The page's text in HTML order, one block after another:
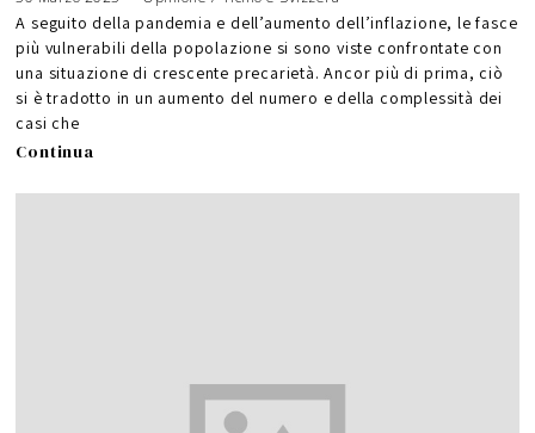
A seguito della pandemia e dell’aumento dell’inflazione, le fasce
più vulnerabili della popolazione si sono viste confrontate con
una situazione di crescente precarietà. Ancor più di prima, ciò
si è tradotto in un aumento del numero e della complessità dei
casi che
Continua